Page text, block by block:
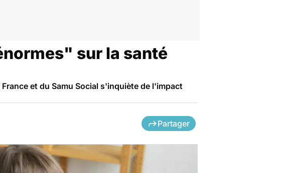
sur la santé
et du Samu Social s'inquiète de l'impact
Partager